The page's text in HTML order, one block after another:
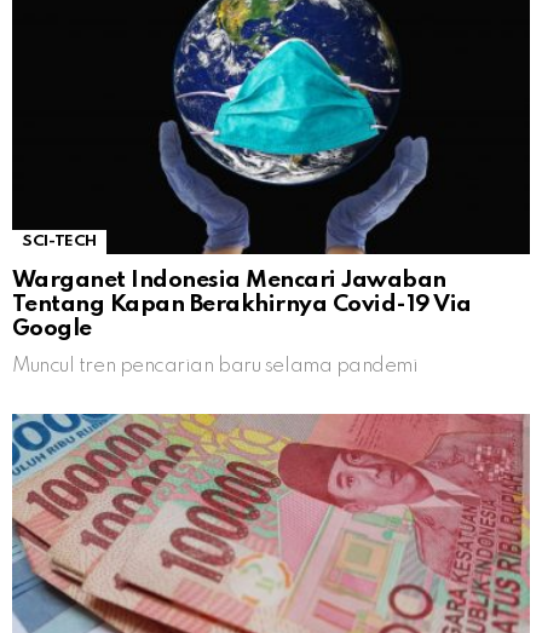
SCI-TECH
Warganet Indonesia Mencari Jawaban
Tentang Kapan Berakhirnya Covid-19 Via
Google
Muncul tren pencarian baru selama pandemi